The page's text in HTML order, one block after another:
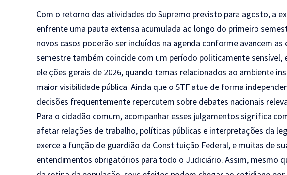
Com o retorno das atividades do Supremo previsto para agosto, a
enfrente uma pauta extensa acumulada ao longo do primeiro
novos casos poderão ser incluídos na agenda conforme avancem as
semestre também coincide com um período politicamente sensível,
eleições gerais de 2026, quando temas relacionados ao ambiente
maior visibilidade pública. Ainda que o STF atue de forma
decisões frequentemente repercutem sobre debates nacionais
Para o cidadão comum, acompanhar esses julgamentos significa
afetar relações de trabalho, políticas públicas e interpretações da
exerce a função de guardião da Constituição Federal, e muitas de
entendimentos obrigatórios para todo o Judiciário. Assim, mesmo